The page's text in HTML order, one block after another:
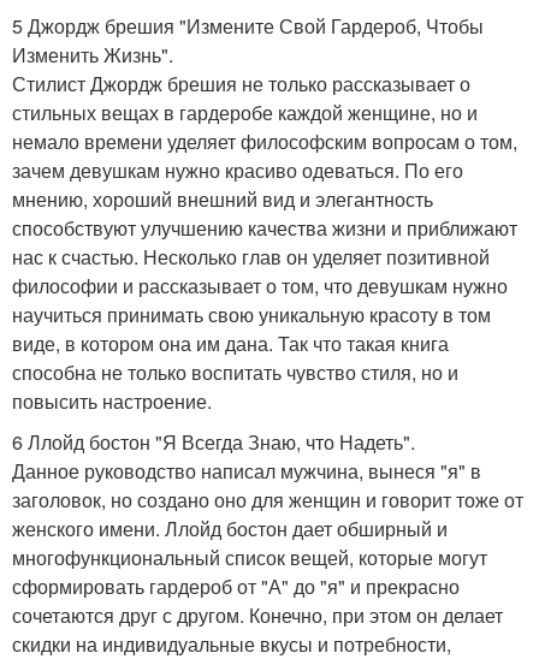
5 Джордж брешия "Измените Свой Гардероб, Чтобы
Изменить Жизнь".
Стилист Джордж брешия не только рассказывает о
стильных вещах в гардеробе каждой женщине, но и
немало времени уделяет философским вопросам о том,
зачем девушкам нужно красиво одеваться. По его
мнению, хороший внешний вид и элегантность
способствуют улучшению качества жизни и приближают
нас к счастью. Несколько глав он уделяет позитивной
философии и рассказывает о том, что девушкам нужно
научиться принимать свою уникальную красоту в том
виде, в котором она им дана. Так что такая книга
способна не только воспитать чувство стиля, но и
повысить настроение.
6 Ллойд бостон "Я Всегда Знаю, что Надеть".
Данное руководство написал мужчина, вынеся "я" в
заголовок, но создано оно для женщин и говорит тоже от
женского имени. Ллойд бостон дает обширный и
многофункциональный список вещей, которые могут
сформировать гардероб от "А" до "я" и прекрасно
сочетаются друг с другом. Конечно, при этом он делает
скидки на индивидуальные вкусы и потребности,